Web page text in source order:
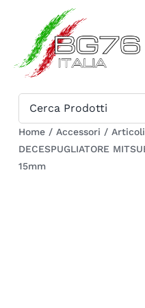
contenuto
Home / Accessori /
DECESPUGLIATORE
15mm